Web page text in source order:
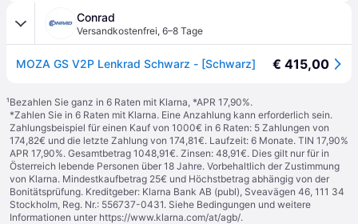
Conrad
Versandkostenfrei, 6–8 Tage
MOZA GS V2P Lenkrad Schwarz - [Schwarz] € 415,00
¹Bezahlen Sie ganz in 6 Raten mit Klarna, *APR 17,90%.
*Zahlen Sie in 6 Raten mit Klarna. Eine Anzahlung kann erforderlich sein.
Zahlungsbeispiel für einen Kauf von 1000€ in 6 Raten: 5 Zahlungen von
174,82€ und die letzte Zahlung von 174,81€. Laufzeit: 6 Monate. TIN 17,90%
APR 17,90%. Gesamtbetrag 1048,91€. Zinsen: 48,91€. Dies gilt nur für in
Österreich lebende Personen über 18 Jahre. Vorbehaltlich der Zustimmung
von Klarna. Mindestkaufbetrag 25€ und Höchstbetrag abhängig von der
Bonitätsprüfung. Kreditgeber: Klarna Bank AB (publ), Sveavägen 46, 111 34
Stockholm, Reg. Nr.: 556737-0431. Siehe Bedingungen und weitere
Informationen unter https://www.klarna.com/at/agb/.